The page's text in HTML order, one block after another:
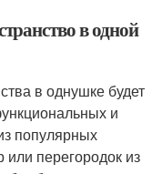
в одной
в однушке будет
и
популярных
или перегородок из